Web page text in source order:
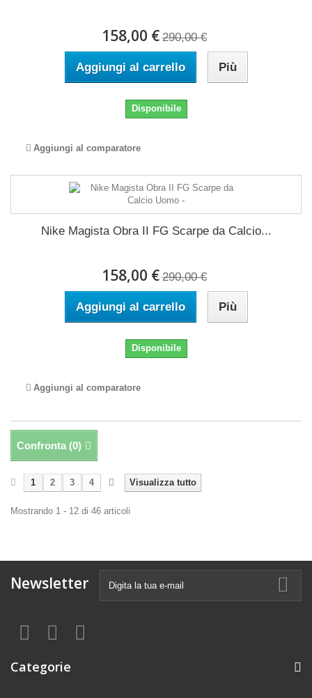
158,00 € 290,00 €
Aggiungi al carrello Più
Disponibile
Aggiungi al comparatore
Nike Magista Obra II FG Scarpe da Calcio...
158,00 € 290,00 €
Aggiungi al carrello Più
Disponibile
Aggiungi al comparatore
Confronta (0)
Visualizza tutto
1 2 3 4
Mostrando 1 - 12 di 46 articoli
Newsletter
Categorie